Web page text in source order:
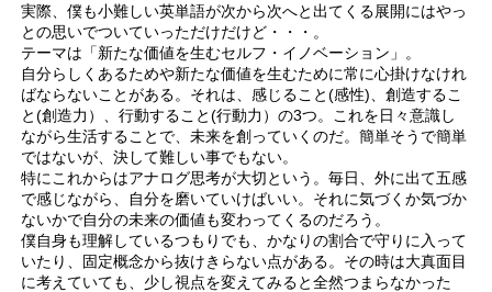
実際、僕も小難しい英単語が次から次へと出てくる展開にはやっ
との思いでついていっただけだけど・・・。
テーマは「新たな価値を生むセルフ・イノベーション」。
自分らしくあるためや新たな価値を生むために常に心掛けなけれ
ばならないことがある。それは、感じること(感性)、創造するこ
と(創造力）、行動すること(行動力）の3つ。これを日々意識し
ながら生活することで、未来を創っていくのだ。簡単そうで簡単
ではないが、決して難しい事でもない。
特にこれからはアナログ思考が大切という。毎日、外に出て五感
で感じながら、自分を磨いていけばいい。それに気づくか気づか
ないかで自分の未来の価値も変わってくるのだろう。
僕自身も理解しているつもりでも、かなりの割合で守りに入って
いたり、固定概念から抜けきらない点がある。その時は大真面目
に考えていても、少し視点を変えてみると全然つまらなかった